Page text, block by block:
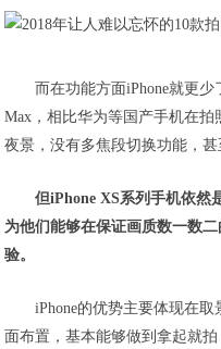
而在功能方面iPhone就更
Max，相比华为等国产手机在
夜景，没有多焦段切换功能，甚
但iPhone XS系列手机依然
为他们能够在保证画质数一数
验。
iPhone的优势主要体现在
面布置，基本能够做到拿起就拍